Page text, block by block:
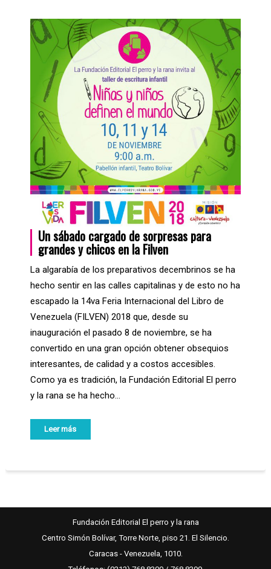
Un sábado cargado de sorpresas para
grandes y chicos en la Filven
La algarabía de los preparativos decembrinos se ha
hecho sentir en las calles capitalinas y de esto no ha
escapado la 14va Feria Internacional del Libro de
Venezuela (FILVEN) 2018 que, desde su
inauguración el pasado 8 de noviembre, se ha
convertido en una gran opción obtener obsequios
interesantes, de calidad y a costos accesibles.
Como ya es tradición, la Fundación Editorial El perro
y la rana se ha hecho…
Leer más
Fundación Editorial El perro y la rana
Centro Simón Bolívar, Torre Norte, piso 21. El Silencio.
Caracas - Venezuela, 1010.